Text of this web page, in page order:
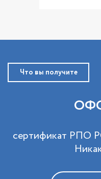
Что вы получите
сертификат РПО